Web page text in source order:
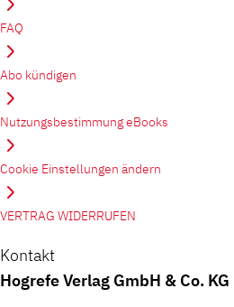
FAQ
Abo kündigen
Nutzungsbestimmung eBooks
Cookie Einstellungen ändern
VERTRAG WIDERRUFEN
Kontakt
Hogrefe Verlag GmbH & Co. KG